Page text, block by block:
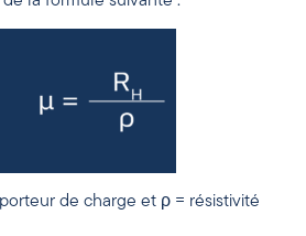
de charge et ρ = résistivité